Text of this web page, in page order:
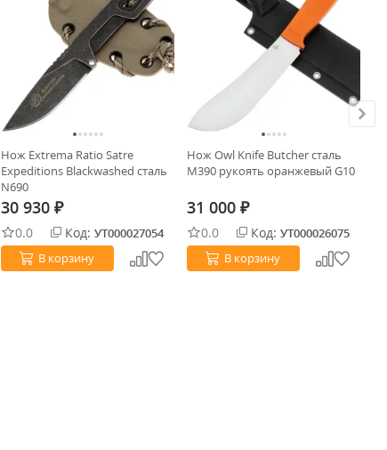
Нож Extrema Ratio Satre
Expeditions Blackwashed сталь
N690
30 930 ₽
0.0 Код: УТ000027054
В корзину
Нож Owl Knife Butcher сталь
M390 рукоять оранжевый G10
31 000 ₽
0.0 Код: УТ000026075
В корзину